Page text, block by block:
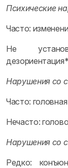
Психические
Часто:
Не
Нарушения со
Часто:
Нечасто:
Нарушения со
Редко: